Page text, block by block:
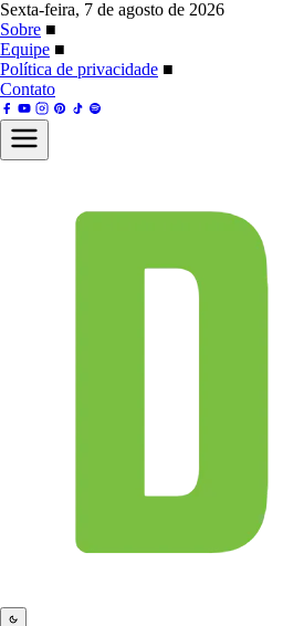
Sexta-feira, 7 de agosto de 2026
Sobre ■
Equipe ■
Política de privacidade ■
Contato